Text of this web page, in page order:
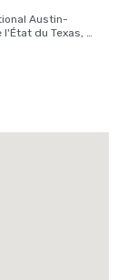
Austin-
du Texas,
de nos chambres